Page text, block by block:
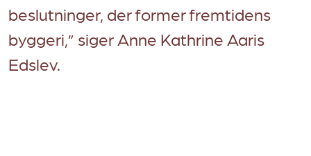
beslutninger, der former fremtidens
byggeri,” siger Anne Kathrine Aaris
Edslev.